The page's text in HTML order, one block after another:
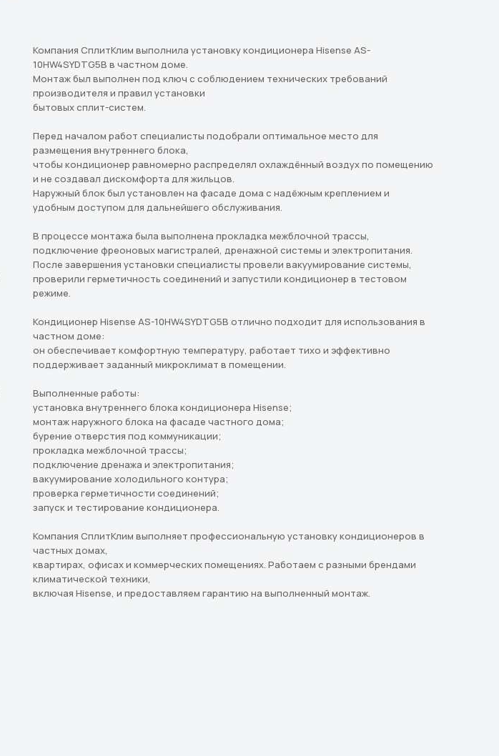
Компания СплитКлим выполнила установку кондиционера Hisense AS-
10HW4SYDTG5B в частном доме.
Монтаж был выполнен под ключ с соблюдением технических требований
производителя и правил установки
бытовых сплит-систем.
Перед началом работ специалисты подобрали оптимальное место для
размещения внутреннего блока,
чтобы кондиционер равномерно распределял охлаждённый воздух по помещению
и не создавал дискомфорта для жильцов.
Наружный блок был установлен на фасаде дома с надёжным креплением и
удобным доступом для дальнейшего обслуживания.
В процессе монтажа была выполнена прокладка межблочной трассы,
подключение фреоновых магистралей, дренажной системы и электропитания.
После завершения установки специалисты провели вакуумирование системы,
проверили герметичность соединений и запустили кондиционер в тестовом
режиме.
Кондиционер Hisense AS-10HW4SYDTG5B отлично подходит для использования в
частном доме:
он обеспечивает комфортную температуру, работает тихо и эффективно
поддерживает заданный микроклимат в помещении.
Выполненные работы:
установка внутреннего блока кондиционера Hisense;
монтаж наружного блока на фасаде частного дома;
бурение отверстия под коммуникации;
прокладка межблочной трассы;
подключение дренажа и электропитания;
вакуумирование холодильного контура;
проверка герметичности соединений;
запуск и тестирование кондиционера.
Компания СплитКлим выполняет профессиональную установку кондиционеров в
частных домах,
квартирах, офисах и коммерческих помещениях. Работаем с разными брендами
климатической техники,
включая Hisense, и предоставляем гарантию на выполненный монтаж.